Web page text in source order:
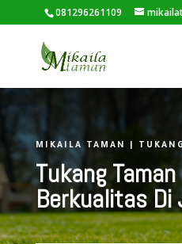
081296261109
MIKAILA TAMAN |
Tukang
Berkualitas Di